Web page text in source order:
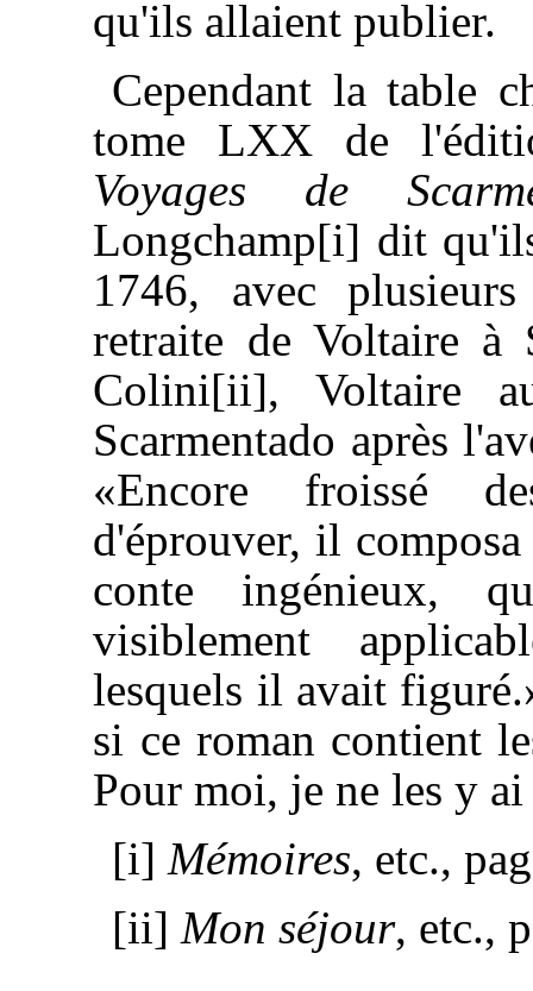
qu'ils allaient publier.
Cependant la table
tome LXX de
Voyages de
Longchamp[i] dit
1746, avec
retraite de Voltaire à
Colini[ii], Voltaire
Scarmentado après
«Encore froissé
d'éprouver, il
conte ingénieux,
visiblement
lesquels il avait
si ce roman contient
Pour moi, je ne les y
[i]Mémoires, etc.,
[ii]Mon séjour, etc.,